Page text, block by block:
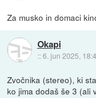
Za musko in domaci
Okapi
::6. jun 2025,
Zvočnika (stereo), ki
ko jima dodaš še 3 (ali